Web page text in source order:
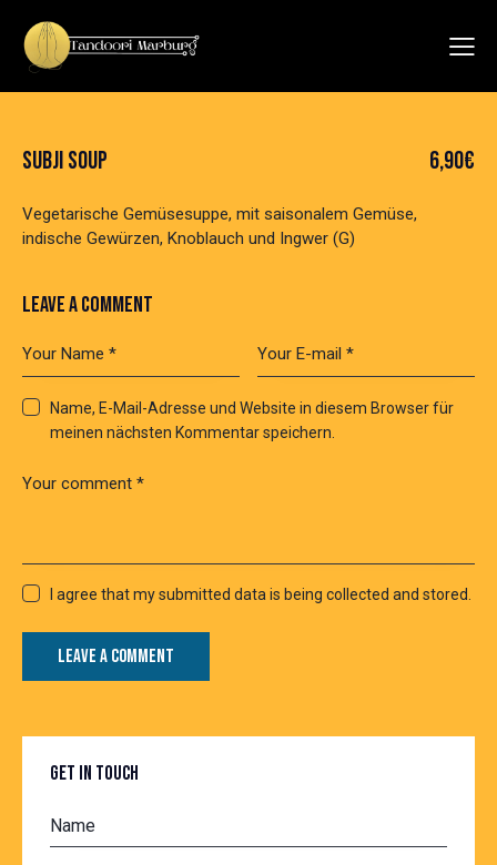
SUBJI SOUP 6,90€
Vegetarische Gemüsesuppe, mit saisonalem Gemüse,
indische Gewürzen, Knoblauch und Ingwer (G)
LEAVE A COMMENT
Name, E-Mail-Adresse und Website in diesem Browser für
meinen nächsten Kommentar speichern.
I agree that my submitted data is being collected and stored.
GET IN TOUCH